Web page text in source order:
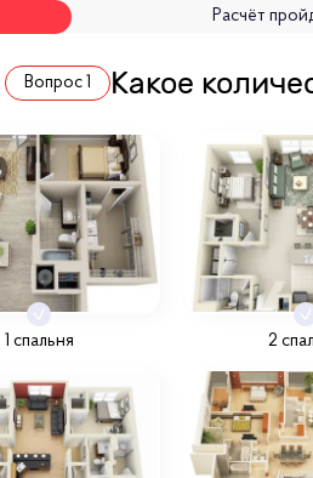
Расчёт
Вопрос 1 Какое
1 спальня 2